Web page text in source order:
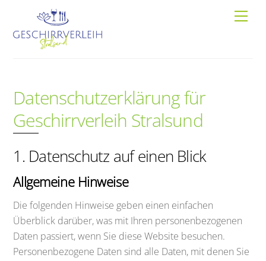
content
Datenschutzerklärung für
Geschirrverleih Stralsund
1. Datenschutz auf einen Blick
Allgemeine Hinweise
Die folgenden Hinweise geben einen einfachen
Überblick darüber, was mit Ihren personenbezogenen
Daten passiert, wenn Sie diese Website besuchen.
Personenbezogene Daten sind alle Daten, mit denen Sie